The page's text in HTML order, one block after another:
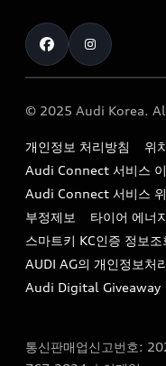
The new Audi A6 Taste
내비게이션 데이터 다운
아우디 영상 매뉴얼
서비스 센터
서비스 프로그램
아우디 e-tron 케어 프로
사설수리업체를 위한 권
Formula 1
Audi Story
아우디코리아 소식
아우디코리아 소개
아우디 스토리
아우디 브랜드 히스토리
quattro 시스템
통신판매업신고번호 :
대표자명 : 틸 셰어
딩)
이메일 :
© 2025 Audi Korea.
개인정보 처리방침
위
Audi Connect 서비스
Audi Connect 서비스
부정제보
타이어 에너
스마트키 KC인증 정보조
AUDI AG의 개인정보처
Audi Digital Giveaway
통신판매업신고번호: